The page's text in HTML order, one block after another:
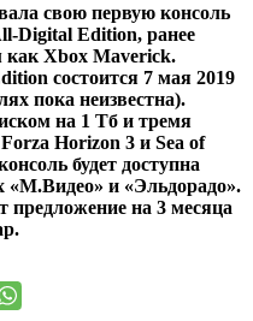
свою первую консоль
Digital Edition, ранее
как Xbox Maverick.
состоится 7 мая 2019
пока неизвестна).
на 1 Тб и тремя
Horizon 3 и Sea of
будет доступна
«М.Видео» и «Эльдорадо».
предложение на 3 месяца